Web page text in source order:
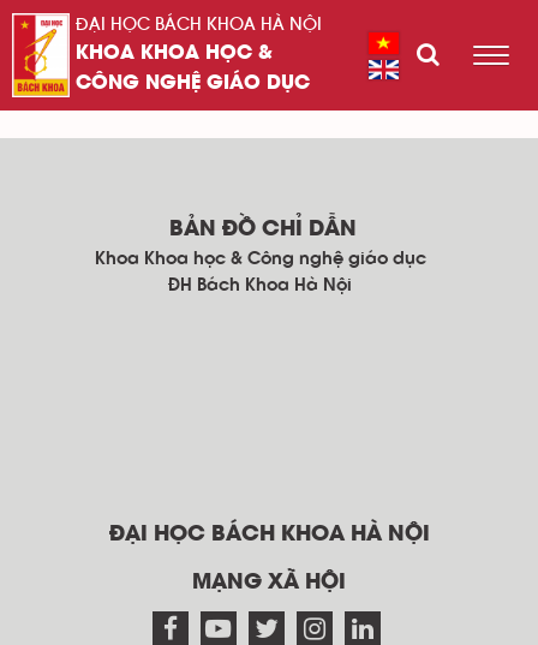
ĐẠI HỌC BÁCH KHOA HÀ NỘI
KHOA KHOA HỌC &
CÔNG NGHỆ GIÁO DỤC
BẢN ĐỒ CHỈ DẪN
Khoa Khoa học & Công nghệ giáo dục
ĐH Bách Khoa Hà Nội
ĐẠI HỌC BÁCH KHOA HÀ NỘI
MẠNG XÃ HỘI